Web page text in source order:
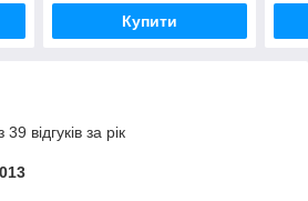
Купити
відгуків за рік